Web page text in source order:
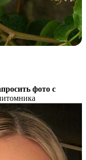
фото с